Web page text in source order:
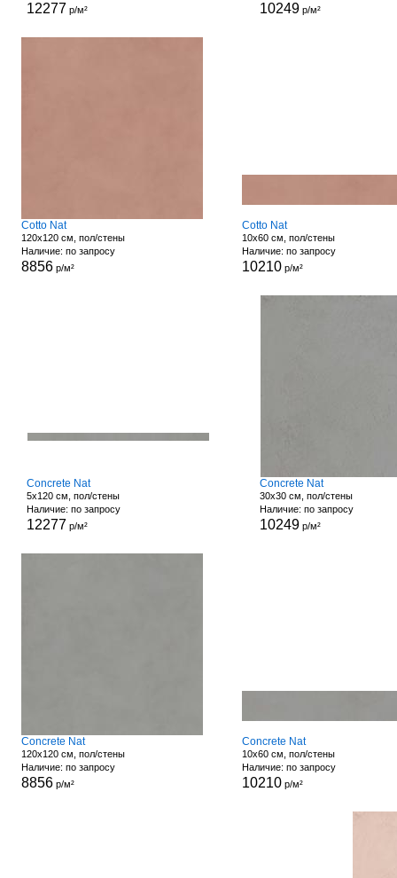
12277 р/м² 10249 р/м²
Cotto Nat
120x120 см, пол/стены
Наличие: по запросу
8856р/м²
Cotto Nat
10x60 см, пол/стены
Наличие: по запросу
10210р/м²
Concrete Nat
5x120 см, пол/стены
Наличие: по запросу
12277 р/м²
Concrete Nat
30x30 см, пол/стены
Наличие: по запросу
10249 р/м²
Concrete Nat
120x120 см, пол/стены
Наличие: по запросу
8856р/м²
Concrete Nat
10x60 см, пол/стены
Наличие: по запросу
10210р/м²